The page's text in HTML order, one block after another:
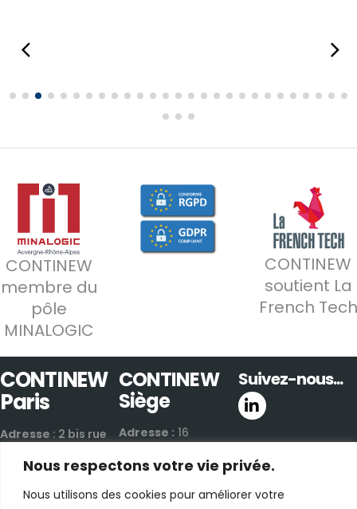
Nous respectons votre vie privée.
Nous utilisons des cookies pour améliorer votre
CONTINEW
membre du
pôle
MINALOGIC
CONTINEW
soutient La
French Tech
CONTINEW
Paris
Adresse : 2 bis rue
92300 Levallois-
Perret | France
CONTINEW
Siège
Adresse : 16
42300 Roanne |
France
Suivez-nous...